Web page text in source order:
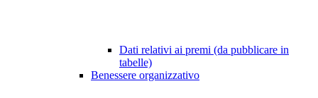
Dati relativi ai premi (da pubblicare in
tabelle)
Benessere organizzativo